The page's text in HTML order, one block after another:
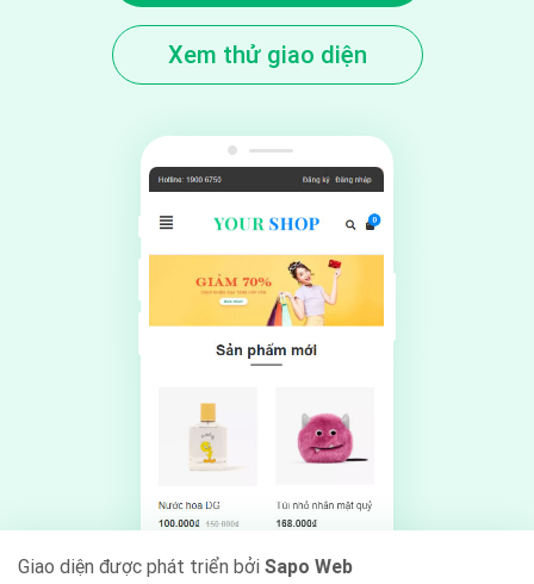
Xem thử giao diện
Giao diện được phát triển bởi Sapo Web